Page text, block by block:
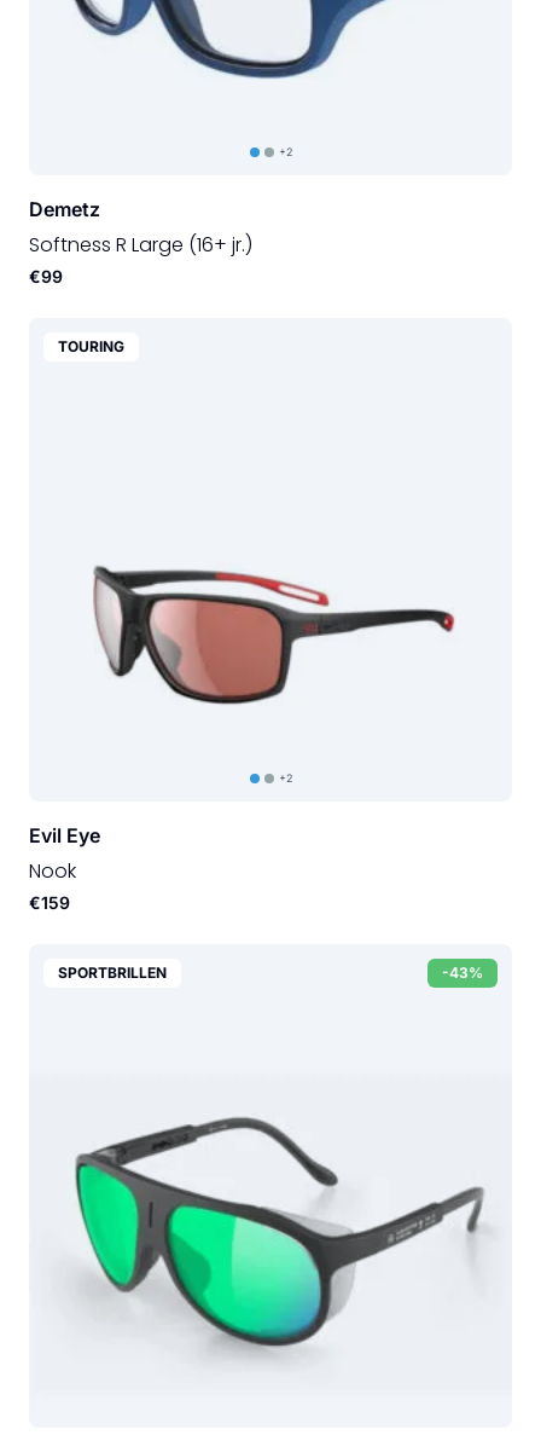
+2
Demetz
Softness R Large (16+ jr.)
€99
TOURING
+2
Evil Eye
Nook
€159
-43%
SPORTBRILLEN